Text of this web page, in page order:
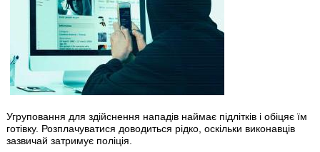
Угруповання для здійснення нападів наймає підлітків і обіцяє їм
готівку. Розплачуватися доводиться рідко, оскільки виконавців
зазвичай затримує поліція.